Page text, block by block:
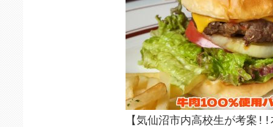
【気仙沼市内高校生が考案!!